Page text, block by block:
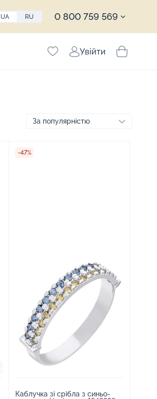
UA RU 0 800 759 569
Увійти
-47%
Каблучка зі срібла з синьо-